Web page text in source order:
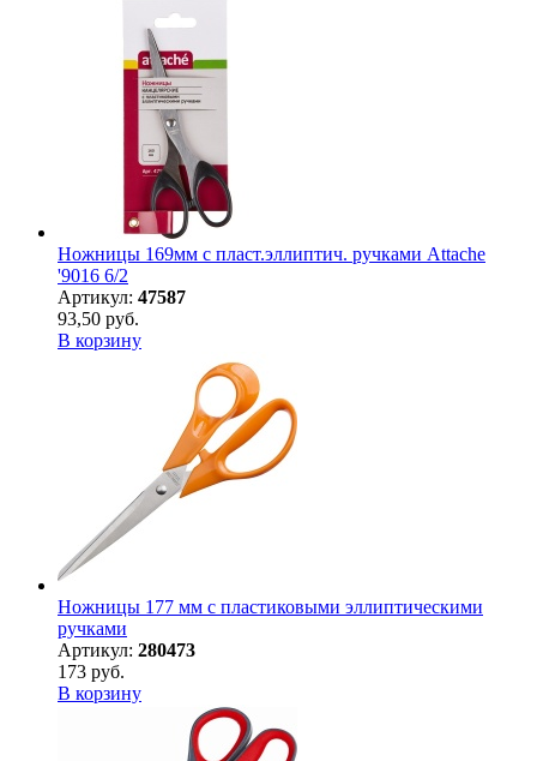
Ножницы 169мм с пласт.эллиптич. ручками Attache
'9016 6/2
Артикул: 47587
93,50 руб.
В корзину
Ножницы 177 мм с пластиковыми эллиптическими
ручками
Артикул: 280473
173 руб.
В корзину